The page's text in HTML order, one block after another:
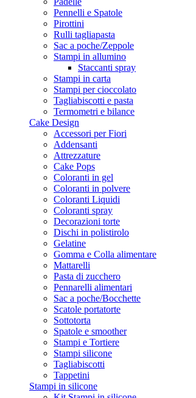
Pennelli e Spatole
Pirottini
Rulli tagliapasta
Sac a poche/Zeppole
Stampi in allumino
Staccanti spray
Stampi in carta
Stampi per cioccolato
Tagliabiscotti e pasta
Termometri e bilance
Cake Design
Accessori per Fiori
Addensanti
Attrezzature
Cake Pops
Coloranti in gel
Coloranti in polvere
Coloranti Liquidi
Coloranti spray
Decorazioni torte
Dischi in polistirolo
Gelatine
Gomma e Colla alimentare
Mattarelli
Pasta di zucchero
Pennarelli alimentari
Sac a poche/Bocchette
Scatole portatorte
Sottotorta
Spatole e smoother
Stampi e Tortiere
Stampi silicone
Tagliabiscotti
Tappetini
Stampi in silicone